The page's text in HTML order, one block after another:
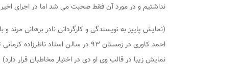
نداشتیم و در مورد آن فقط صحبت می شد اما در اجرای اخیر
(نمایش پاییزبه نویسندگی و کارگردانی نادر برهانی مرند
احمد کاوری در زمستان ۹۳ در سالن
نمایش زیبا در قالب وی او دی در اختیار مخاطبان قرار دارد)